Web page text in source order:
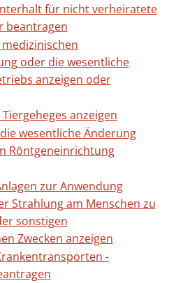
für nicht verheiratete
beantragen
oder die wesentliche
anzeigen oder
anzeigen
wesentliche Änderung
Röntgeneinrichtung
zur Anwendung
Strahlung am Menschen zu
sonstigen
Zwecken anzeigen
-